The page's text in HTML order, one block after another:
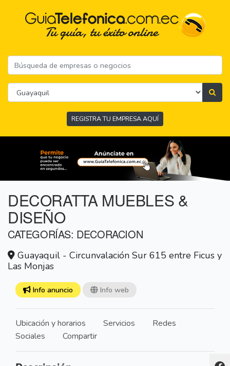
REGISTRA TU EMPRESA AQUÍ
DECORATTA MUEBLES &
DISEÑO
CATEGORÍAS: DECORACION
Guayaquil - Circunvalación Sur 615 entre Ficus y
Las Monjas
Info anuncio Info web
Ubicación y horarios Servicios
Redes
Sociales
Compartir